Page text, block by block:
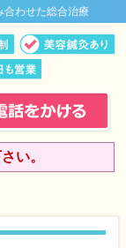
合わせた総合治療
い。